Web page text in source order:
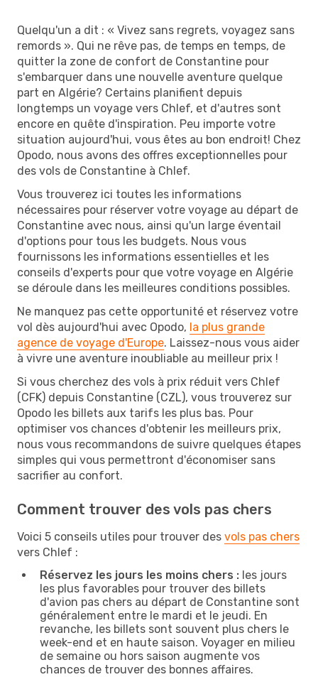
Quelqu'un a dit : « Vivez sans regrets, voyagez sans
remords ». Qui ne rêve pas, de temps en temps, de
quitter la zone de confort de Constantine pour
s'embarquer dans une nouvelle aventure quelque
part en Algérie? Certains planifient depuis
longtemps un voyage vers Chlef, et d'autres sont
encore en quête d'inspiration. Peu importe votre
situation aujourd'hui, vous êtes au bon endroit! Chez
Opodo, nous avons des offres exceptionnelles pour
des vols de Constantine à Chlef.
Vous trouverez ici toutes les informations
nécessaires pour réserver votre voyage au départ de
Constantine avec nous, ainsi qu'un large éventail
d'options pour tous les budgets. Nous vous
fournissons les informations essentielles et les
conseils d'experts pour que votre voyage en Algérie
se déroule dans les meilleures conditions possibles.
Ne manquez pas cette opportunité et réservez votre
vol dès aujourd'hui avec Opodo, la plus grande
agence de voyage d'Europe. Laissez-nous vous aider
à vivre une aventure inoubliable au meilleur prix !
Si vous cherchez des vols à prix réduit vers Chlef
(CFK) depuis Constantine (CZL), vous trouverez sur
Opodo les billets aux tarifs les plus bas. Pour
optimiser vos chances d'obtenir les meilleurs prix,
nous vous recommandons de suivre quelques étapes
simples qui vous permettront d'économiser sans
sacrifier au confort.
Comment trouver des vols pas chers
Voici 5 conseils utiles pour trouver des vols pas chers
vers Chlef :
Réservez les jours les moins chers : les jours
les plus favorables pour trouver des billets
d'avion pas chers au départ de Constantine sont
généralement entre le mardi et le jeudi. En
revanche, les billets sont souvent plus chers le
week-end et en haute saison. Voyager en milieu
de semaine ou hors saison augmente vos
chances de trouver des bonnes affaires.